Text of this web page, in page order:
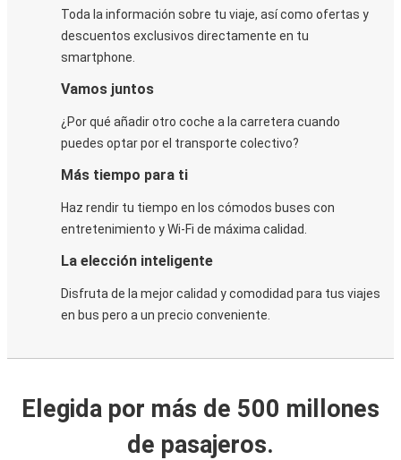
Toda la información sobre tu viaje, así como ofertas y
descuentos exclusivos directamente en tu
smartphone.
Vamos juntos
¿Por qué añadir otro coche a la carretera cuando
puedes optar por el transporte colectivo?
Más tiempo para ti
Haz rendir tu tiempo en los cómodos buses con
entretenimiento y Wi-Fi de máxima calidad.
La elección inteligente
Disfruta de la mejor calidad y comodidad para tus viajes
en bus pero a un precio conveniente.
Elegida por más de 500 millones
de pasajeros.